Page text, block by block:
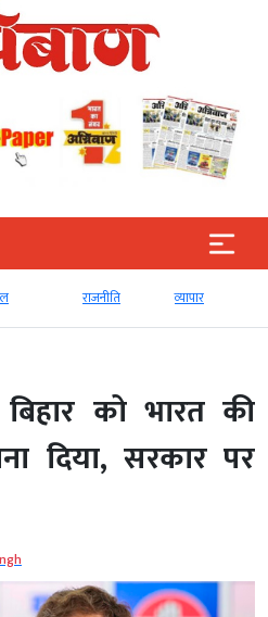
राजनीति व्‍यापार
को भारत की
दिया, सरकार पर